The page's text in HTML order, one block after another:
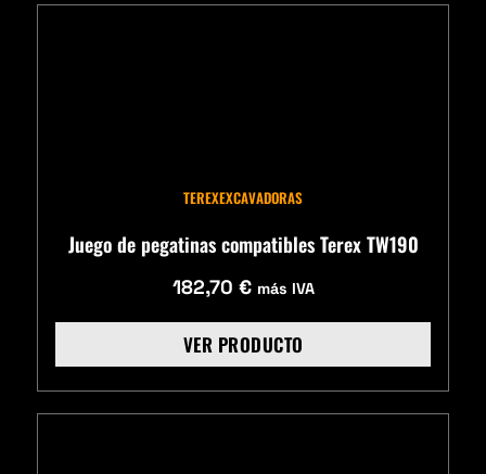
TEREXEXCAVADORAS
Juego de pegatinas compatibles Terex TW190
182,70 € más IVA
VER PRODUCTO